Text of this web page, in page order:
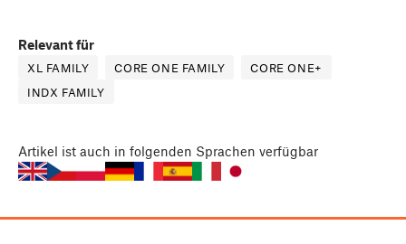
Relevant für
XL FAMILY CORE ONE FAMILY
CORE ONE+
INDX FAMILY
Artikel ist auch in folgenden Sprachen verfügbar